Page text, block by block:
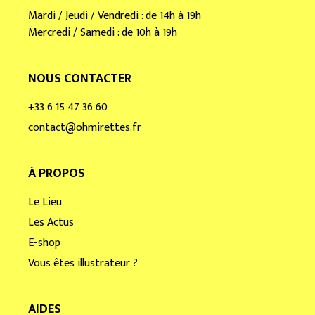
Mardi / Jeudi / Vendredi : de 14h à 19h
Mercredi / Samedi : de 10h à 19h
NOUS CONTACTER
+33 6 15 47 36 60
contact@ohmirettes.fr
À PROPOS
Le Lieu
Les Actus
E-shop
Vous êtes illustrateur ?
AIDES